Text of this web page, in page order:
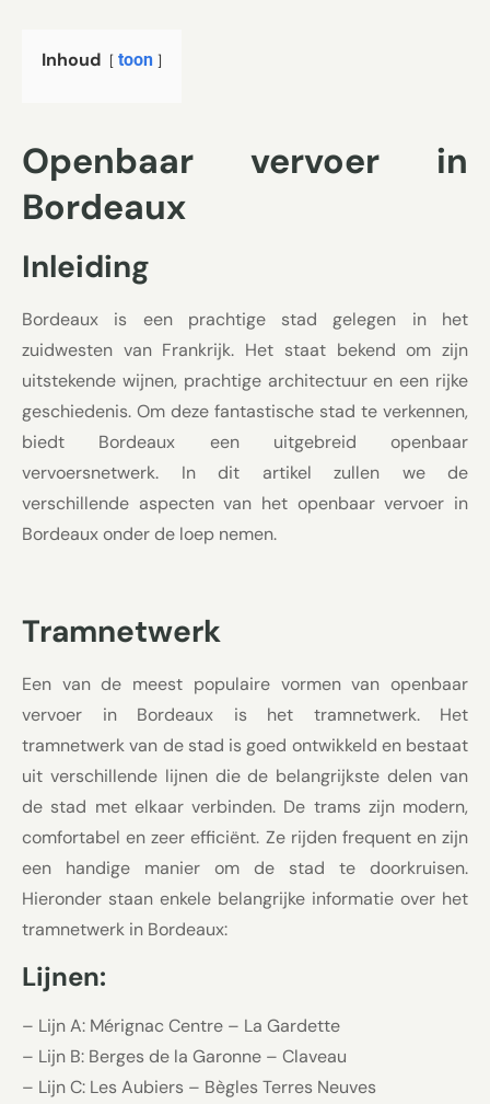
Inhoud toon
Openbaar vervoer in
Bordeaux
Inleiding
Bordeaux is een prachtige stad gelegen in het
zuidwesten van Frankrijk. Het staat bekend om zijn
uitstekende wijnen, prachtige architectuur en een rijke
geschiedenis. Om deze fantastische stad te verkennen,
biedt Bordeaux een uitgebreid openbaar
vervoersnetwerk. In dit artikel zullen we de
verschillende aspecten van het openbaar vervoer in
Bordeaux onder de loep nemen.
Tramnetwerk
Een van de meest populaire vormen van openbaar
vervoer in Bordeaux is het tramnetwerk. Het
tramnetwerk van de stad is goed ontwikkeld en bestaat
uit verschillende lijnen die de belangrijkste delen van
de stad met elkaar verbinden. De trams zijn modern,
comfortabel en zeer efficiënt. Ze rijden frequent en zijn
een handige manier om de stad te doorkruisen.
Hieronder staan enkele belangrijke informatie over het
tramnetwerk in Bordeaux:
Lijnen:
– Lijn A: Mérignac Centre – La Gardette
– Lijn B: Berges de la Garonne – Claveau
– Lijn C: Les Aubiers – Bègles Terres Neuves